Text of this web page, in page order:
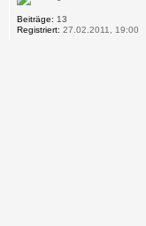
Beiträge: 13
Registriert: 27.02.2011, 19:00